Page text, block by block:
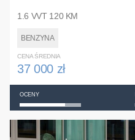
1.6 VVT 120 KM
BENZYNA
CENA ŚREDNIA
37 000 zł
OCENY